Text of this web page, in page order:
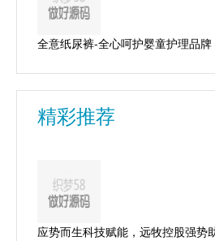
全意纸尿裤-全心呵护婴童护理品牌
精彩推荐
应势而生科技赋能，远牧控股强势